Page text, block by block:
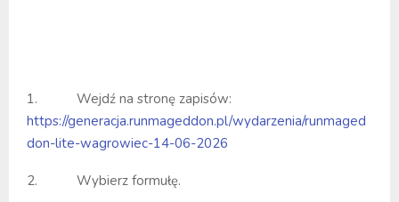
1. Wejdź na stronę zapisów:
https://generacja.runmageddon.pl/wydarzenia/runmaged
don-lite-wagrowiec-14-06-2026
2. Wybierz formułę.